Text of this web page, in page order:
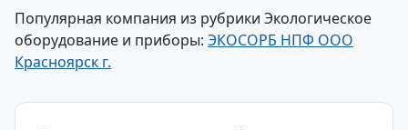
Популярная компания из рубрики Экологическое
оборудование и приборы: ЭКОСОРБ НПФ ООО
Красноярск г.